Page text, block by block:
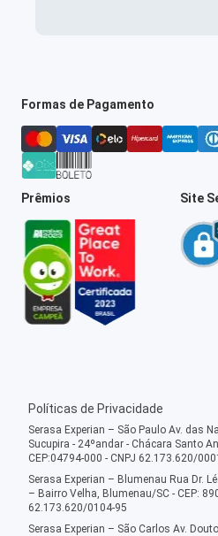
Formas de Pagamento
Prêmios Site
Políticas de Privacidade
Serasa Experian – São Paulo Av. das
Sucupira - 24ºandar - Chácara Santo
CEP:04794-000 - CNPJ 62.173.620/
Serasa Experian – Blumenau Rua Dr.
– Bairro Velha, Blumenau/SC - CEP:
62.173.620/0104-95
Serasa Experian – São Carlos Av.